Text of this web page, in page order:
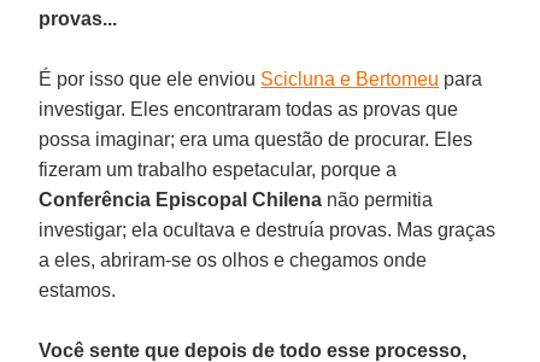
provas...
É por isso que ele enviou Scicluna e Bertomeu para
investigar. Eles encontraram todas as provas que
possa imaginar; era uma questão de procurar. Eles
fizeram um trabalho espetacular, porque a
Conferência Episcopal Chilena não permitia
investigar; ela ocultava e destruía provas. Mas graças
a eles, abriram-se os olhos e chegamos onde
estamos.
Você sente que depois de todo esse processo,